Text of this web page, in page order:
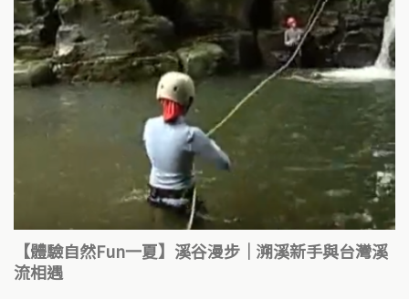
【體驗自然Fun一夏】溪谷漫步｜溯溪新手與台灣溪
流相遇